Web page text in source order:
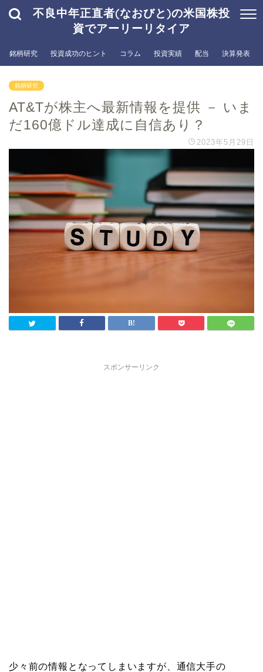
不良中年正直者(なおびと)の米国株投
資でアーリーリタイア
銘柄研究 投資成功のヒント コラム 投資実績 配当 決算発表
銘柄研究
AT&Tが株主へ最新情報を提供 － いま
だ160億ドル達成に自信あり？
2023年5月29日
スポンサーリンク
少々前の情報となってしまいますが、通信大手の